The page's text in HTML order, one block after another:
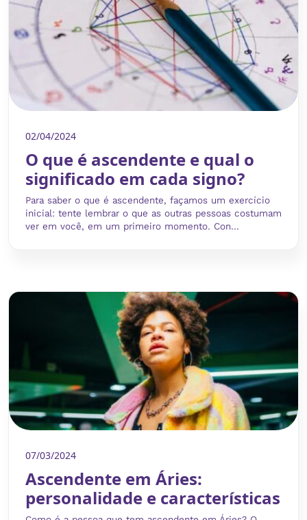
02/04/2024
O que é ascendente e qual o
significado em cada signo?
Para saber o que é ascendente, façamos um exercício
inicial: tente lembrar o que as outras pessoas costumam
ver em você, em um primeiro momento. Con...
07/03/2024
Ascendente em Áries:
personalidade e características